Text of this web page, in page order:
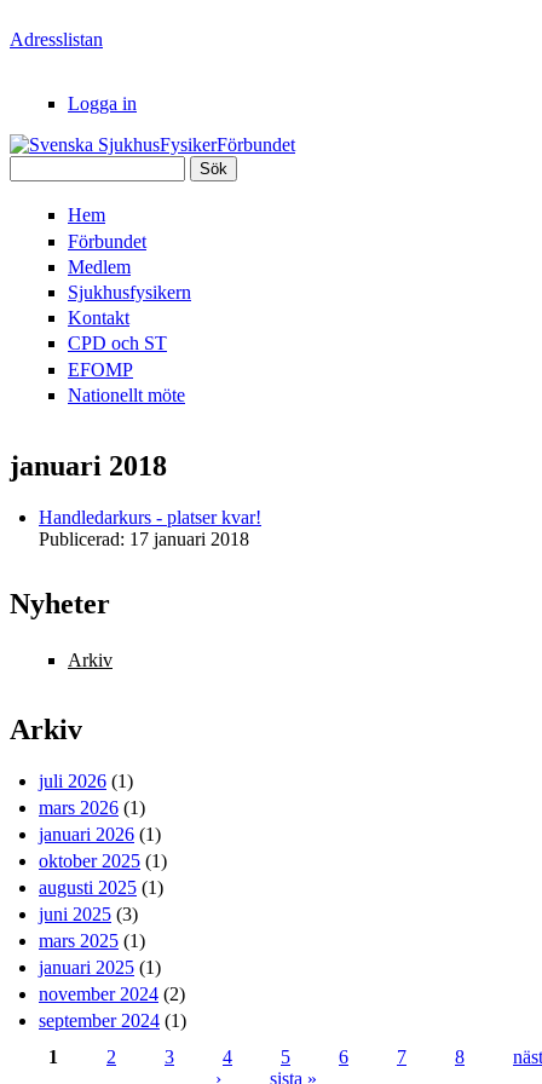
Adresslistan
Logga in
SjukhusFysikerFörbundet
Hem
Förbundet
Medlem
Sjukhusfysikern
Kontakt
CPD och ST
EFOMP
Nationellt möte
januari 2018
Handledarkurs - platser kvar!
Publicerad: 17 januari 2018
Nyheter
Arkiv
Arkiv
juli 2026 (1)
mars 2026 (1)
januari 2026 (1)
oktober 2025 (1)
augusti 2025 (1)
juni 2025 (3)
mars 2025 (1)
januari 2025 (1)
november 2024 (2)
september 2024 (1)
1 2 3 4 5 6 7 8
›
sista »